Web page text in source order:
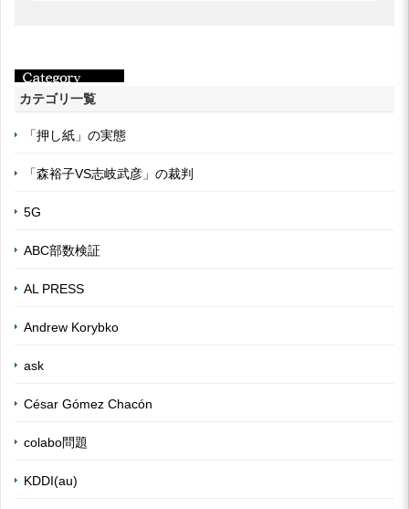
カテゴリ一覧
「押し紙」の実態
「森裕子VS志岐武彦」の裁判
5G
ABC部数検証
AL PRESS
Andrew Korybko
ask
César Gómez Chacón
colabo問題
KDDI(au)